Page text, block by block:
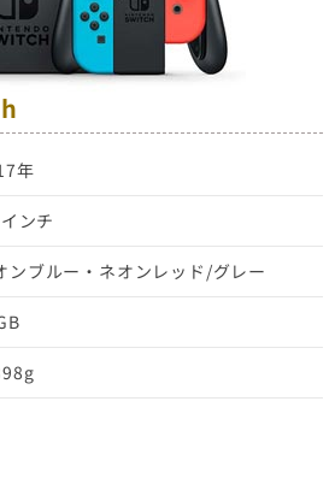
年
ンチ
ンブルー・ネオンレッド/グレー